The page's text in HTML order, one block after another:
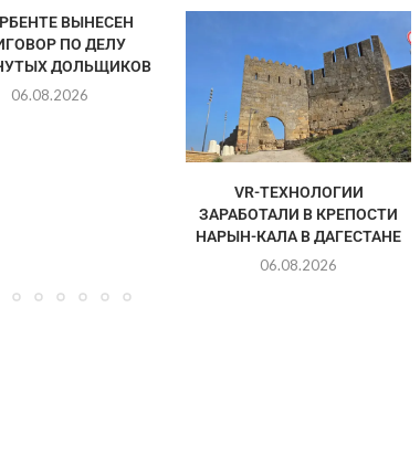
ВЫНЕСЕН
ПО ДЕЛУ
ДОЛЬЩИКОВ
06.08.2026
VR-ТЕХНОЛОГИИ
ЗАРАБОТАЛИ В КРЕПОСТИ
НАРЫН-КАЛА В ДАГЕСТАНЕ
06.08.2026